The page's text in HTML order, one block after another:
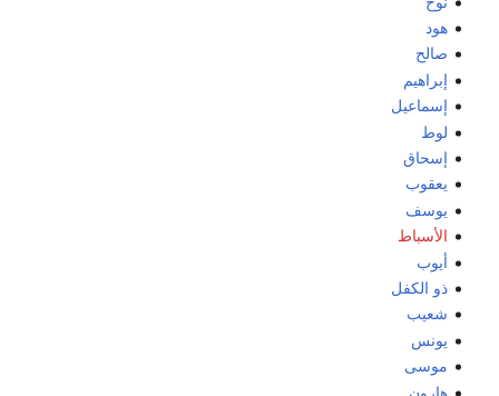
هود
صالح
إبراهيم
إسماعيل
لوط
إسحاق
يعقوب
يوسف
الأسباط
أيوب
ذو الكفل
شعيب
يونس
موسى
هارون